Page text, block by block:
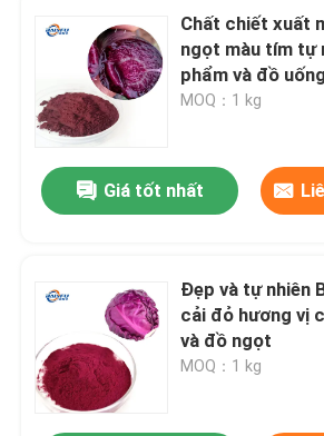
Chất chiết xuất
ngọt màu tím tự
phẩm và đồ uống
MOQ：1 kg
Giá tốt nhất
Đẹp và tự nhiên
cải đỏ hương vị
và đồ ngọt
MOQ：1 kg